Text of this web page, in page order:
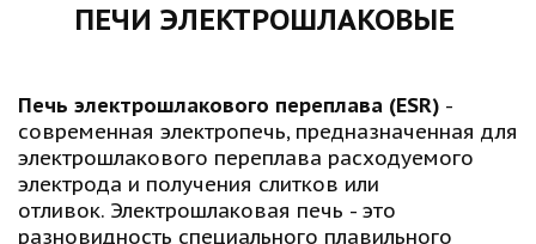
ПЕЧИ ЭЛЕКТРОШЛАКОВЫЕ
Печь электрошлакового переплава (ESR) -
современная электропечь, предназначенная для
электрошлакового переплава расходуемого
электрода и получения слитков или
отливок. Электрошлаковая печь - это
разновидность специального плавильного